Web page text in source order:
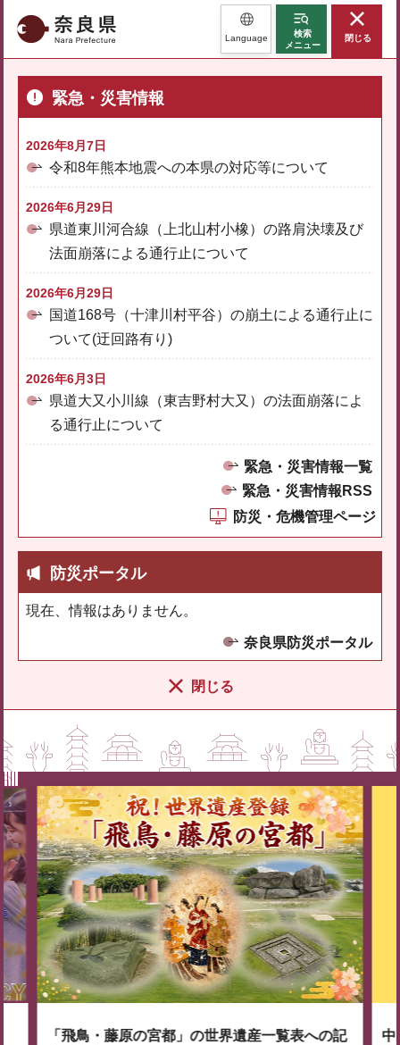
奈良県 Language
検索
メニュー
閉じる
緊急・災害情報
2026年8月7日
令和8年熊本地震への本県の対応等について
2026年6月29日
県道東川河合線（上北山村小橡）の路肩決壊及び
法面崩落による通行止について
2026年6月29日
国道168号（十津川村平谷）の崩土による通行止に
ついて(迂回路有り)
2026年6月3日
県道大又小川線（東吉野村大又）の法面崩落によ
る通行止について
緊急・災害情報一覧
緊急・災害情報RSS
防災・危機管理ページ
防災ポータル
現在、情報はありません。
奈良県防災ポータル
閉じる
「飛鳥・藤原の宮都」の世界遺産一覧表への記
中